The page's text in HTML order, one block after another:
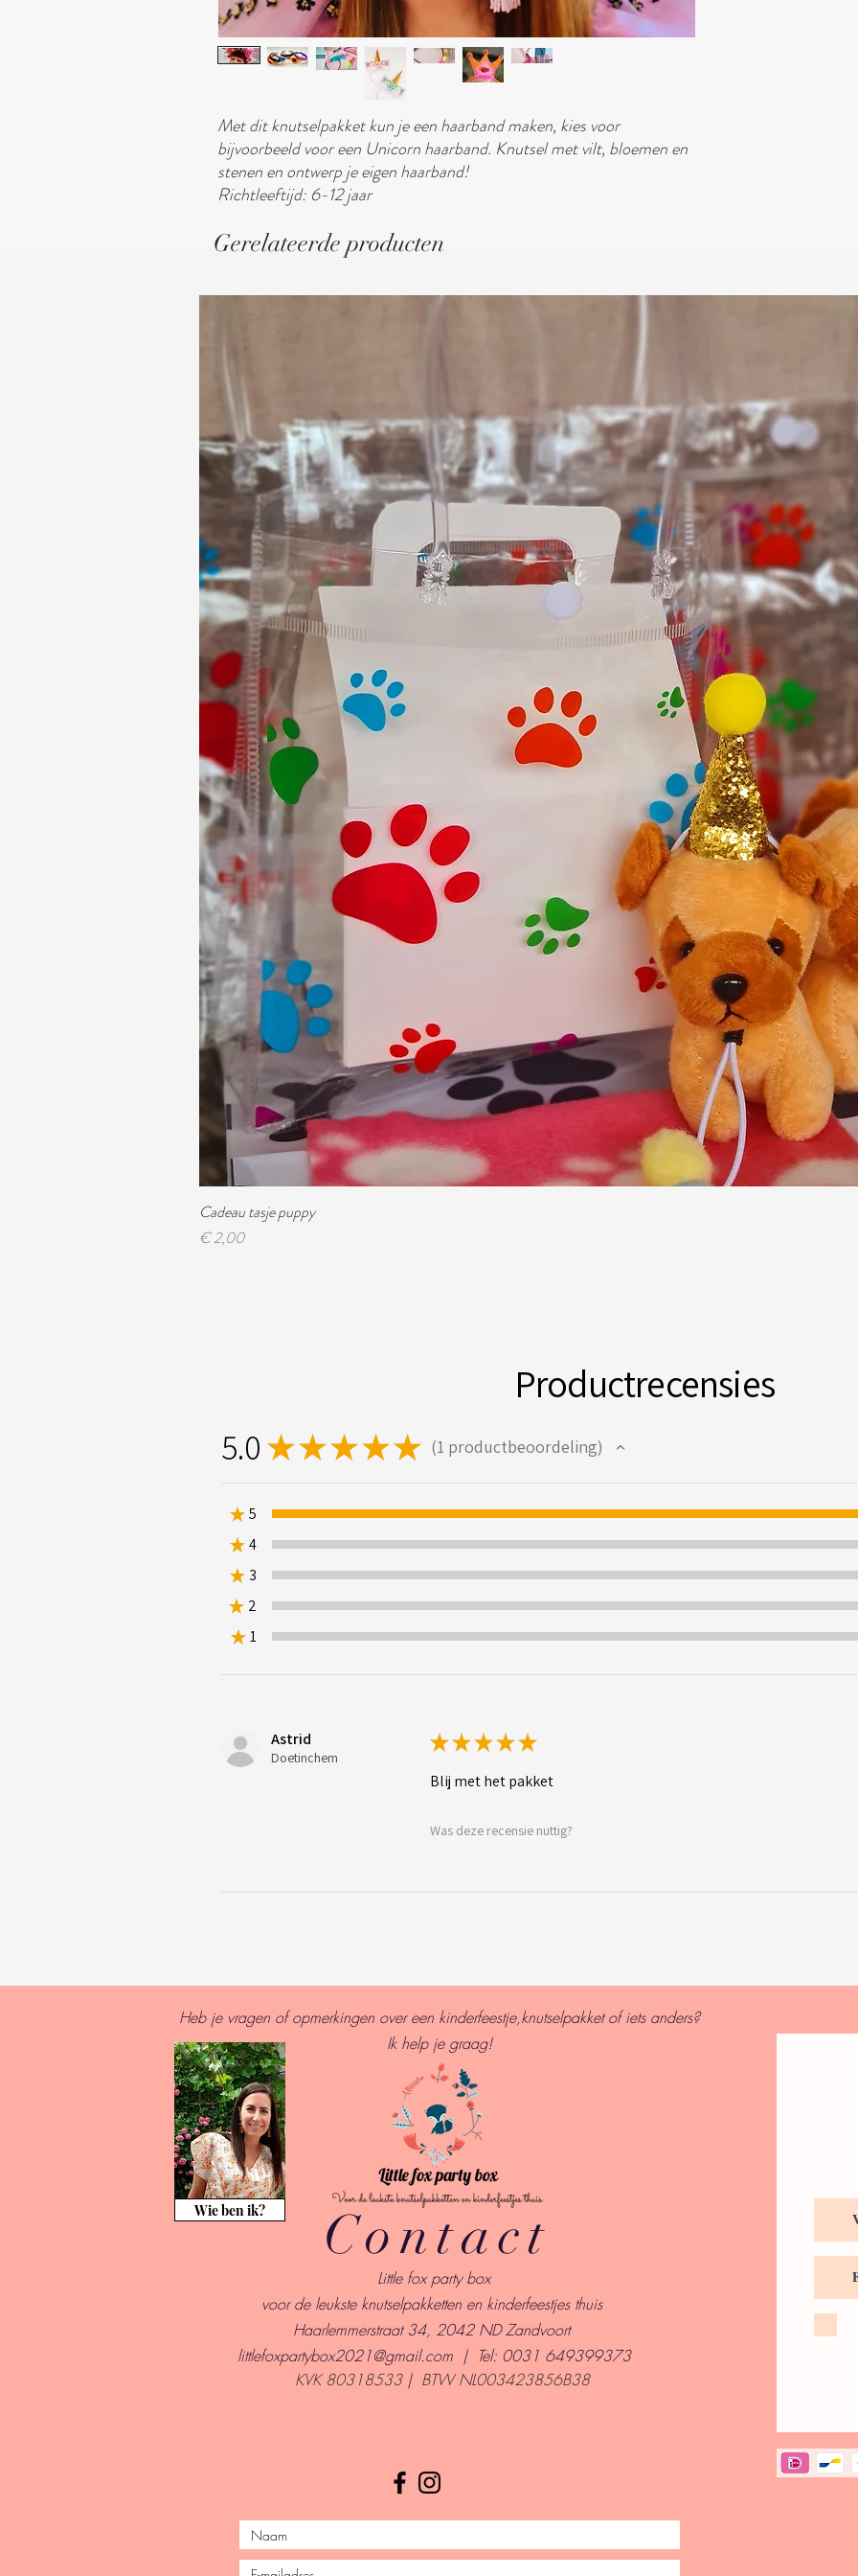
Met dit knutselpakket kun je een haarband maken, kies voor
bijvoorbeeld voor een Unicorn haarband. Knutsel met vilt, bloemen en
stenen en ontwerp je eigen haarband!
Richtleeftijd: 6-12 jaar
Gerelateerde producten
Cadeau tasje puppy
Prijs
€ 2,00
Productrecensies
5.0 ★★★★★ 1 productbeoordeling
★ 5
★ 4 0%
★ 3 0%
★ 2 0%
★ 1 0%
Astrid
Doetinchem
★★★★★
Blij met het pakket
Was deze recensie nuttig?
Heb je vragen of opmerkingen over een kinderfeestje,knutselpakket of iets anders?
Ik help je graag!
Contact
Little fox party box
voor de leukste knutselpakketten en kinderfeestjes thuis
Haarlemmerstraat 34, 2042 ND Zandvoort
littlefoxpartybox2021@gmail.com| Tel: 0031 649399373
KVK 80318533 | BTW NL003423856B38
Wie ben ik?